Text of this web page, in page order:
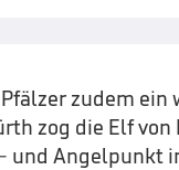
zudem ein
zog die Elf
und Angelpunkt